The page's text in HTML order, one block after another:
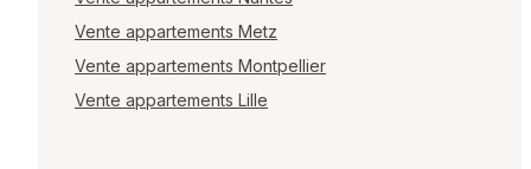
Vente appartements Metz
Vente appartements Montpellier
Vente appartements Lille